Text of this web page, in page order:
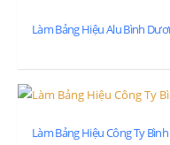
Làm Bảng Hiệu Alu Bình
Làm Bảng Hiệu Công Ty